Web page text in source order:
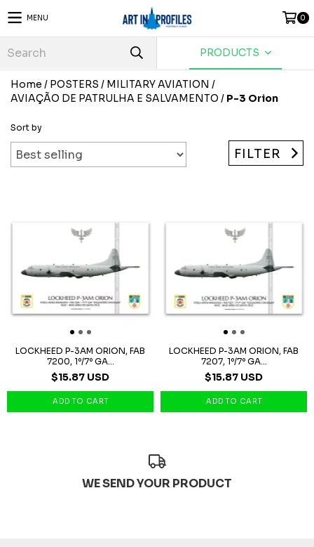
MENU 0
PRODUCTS
Home / POSTERS / MILITARY AVIATION /
AVIAÇÃO DE PATRULHA E SALVAMENTO / P-3 Orion
Sort by
FILTER
LOCKHEED P-3AM ORION, FAB
7200, 1º/7º GA...
$15.87 USD
LOCKHEED P-3AM ORION, FAB
7207, 1º/7º GA...
$15.87 USD
WE SEND YOUR PRODUCT